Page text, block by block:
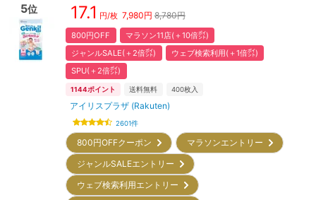
5位 17.1 円/枚 7,980円 8,780円
800円OFF
マラソン11店(＋10倍㌽)
ジャンルSALE(＋2倍㌽)
ウェブ検索利用(＋1倍㌽)
SPU(＋2倍㌽)
1144ポイント 送料無料 400枚入
アイリスプラザ (Rakuten)
2601件
800円OFFクーポン
マラソンエントリー
ジャンルSALEエントリー
ウェブ検索利用エントリー